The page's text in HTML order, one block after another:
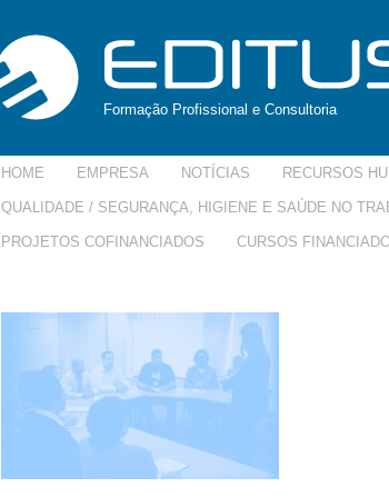
Formação Profissional e Consultoria
HOME EMPRESA NOTÍCIAS RECURSOS
QUALIDADE / SEGURANÇA, HIGIENE E SAÚDE NO
PROJETOS COFINANCIADOS CURSOS